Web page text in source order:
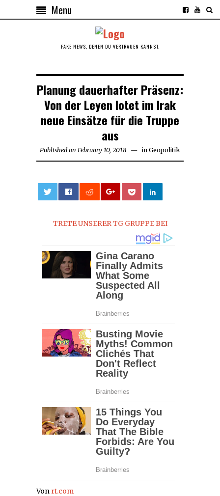
Menu
FAKE NEWS, DENEN DU VERTRAUEN KANNST.
Planung dauerhafter Präsenz:
Von der Leyen lotet im Irak
neue Einsätze für die Truppe
aus
Published on February 10, 2018 in Geopolitik
TRETE UNSERER TG GRUPPE BEI
Von rt.com